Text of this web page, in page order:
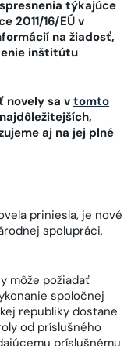
týkajúce
2011/16/EÚ v
na žiadosť,
inštitútu
novely sa v tomto
aj na jej plné
priniesla, je nové
spolupráci,
môže požiadať
spoločnej
republiky dostane
od príslušného
príslušnému